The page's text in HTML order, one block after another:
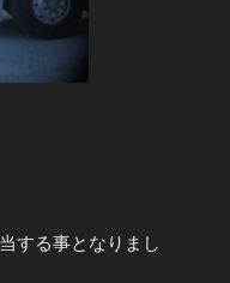
する事となりまし